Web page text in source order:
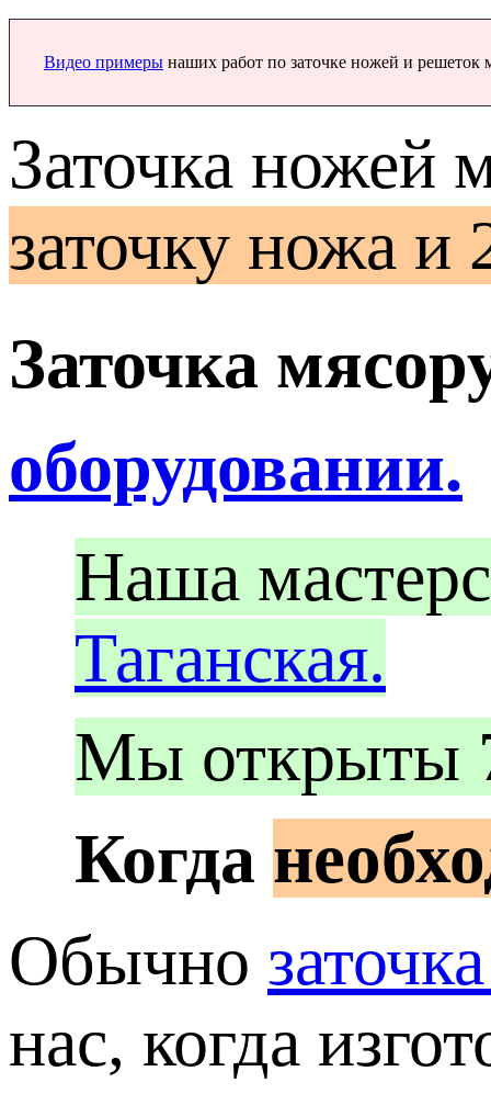
Видео примеры наших работ по заточке ножей и решеток
Заточка ножей
заточку ножа и
Заточка
оборудовании.
Наша
Таганская.
Мы открыты
Когда
Обычно
нас, когда